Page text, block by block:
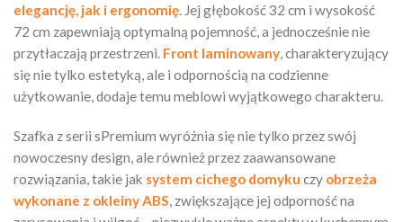
elegancję, jak i ergonomię . Jej głębokość 32 cm i wysokość
72 cm zapewniają optymalną pojemność, a jednocześnie nie
przytłaczają przestrzeni. Front laminowany , charakteryzujący
się nie tylko estetyką, ale i odpornością na codzienne
użytkowanie, dodaje temu meblowi wyjątkowego charakteru.
Szafka z serii sPremium wyróżnia się nie tylko przez swój
nowoczesny design, ale również przez zaawansowane
rozwiązania, takie jak system cichego domyku czy obrzeża
wykonane z okleiny ABS , zwiększające jej odporność na